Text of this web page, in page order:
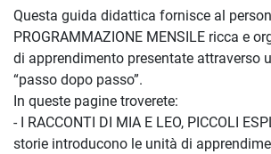
Questa guida didattica fornisce al
PROGRAMMAZIONE MENSILE ricca e
di apprendimento presentate attraverso
“passo dopo passo”.
In queste pagine troverete:
- I RACCONTI DI MIA E LEO, PICCOLI
storie introducono le unità di